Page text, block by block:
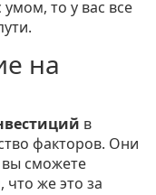
то у вас все
на
в
факторов. Они
сможете
что же это за